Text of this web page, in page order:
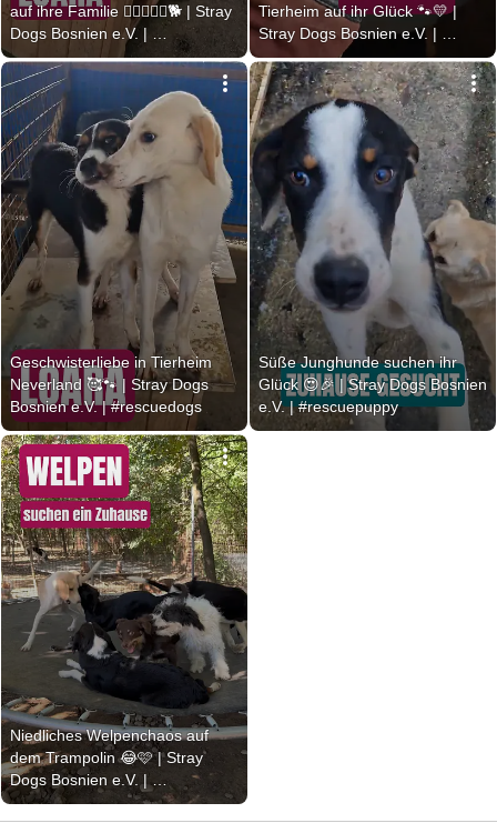
auf ihre Familie 👩🏻‍❤️‍👨🏼🐕 | Stray
Dogs Bosnien e.V. |
#zuhausegesucht
Tierheim auf ihr Glück 🐾💛 |
Stray Dogs Bosnien e.V. |
#cutedoggo
Geschwisterliebe in Tierheim
Neverland 🥰🐾 | Stray Dogs
Bosnien e.V. | #rescuedogs
Süße Junghunde suchen ihr
Glück 😍🎉 | Stray Dogs Bosnien
e.V. | #rescuepuppy
Niedliches Welpenchaos auf
dem Trampolin 😂🩷 | Stray
Dogs Bosnien e.V. |
#shelterdogs